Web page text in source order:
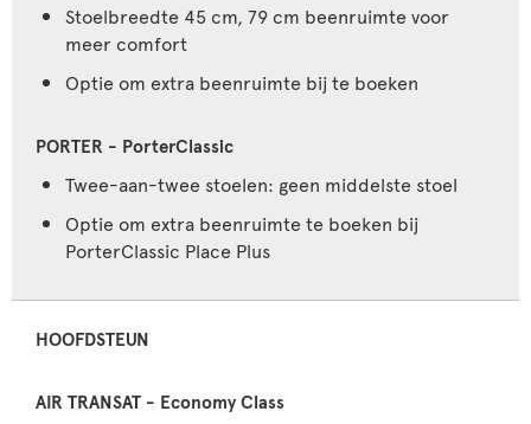
Stoelbreedte 45 cm, 79 cm beenruimte voor
meer comfort
Optie om extra beenruimte bij te boeken
Twee-aan-twee stoelen: geen middelste stoel
Optie om extra beenruimte te boeken bij
PorterClassic Place Plus
HOOFDSTEUN